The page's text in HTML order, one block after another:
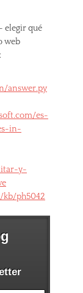
elegir qué
web
:
answer.py
es-
in-
y-
kb/ph5042